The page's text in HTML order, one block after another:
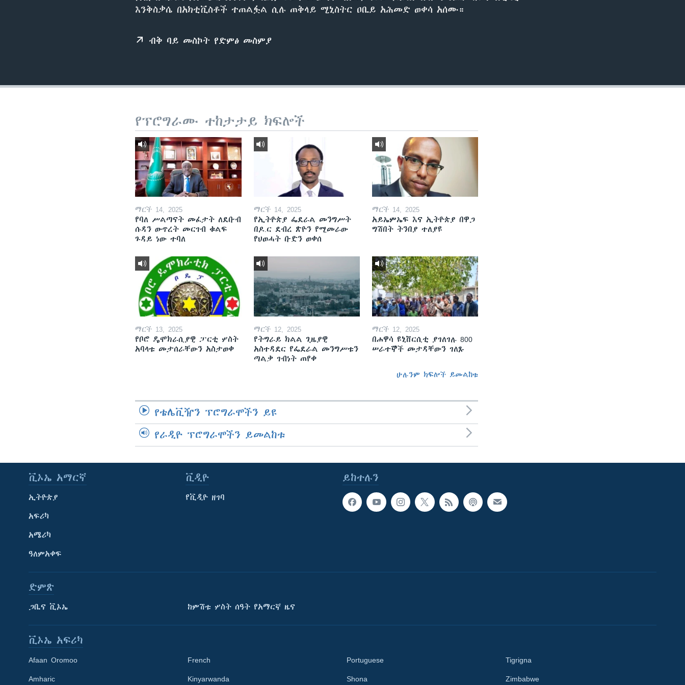
እንቅስቃሴ በአክቲቪስቶች ተጠልፏል ሲሉ ጠቅላይ ሚኒስትር ዐቢይ አሕመድ ወቀሳ አሰሙ።
ብቅ ባይ መስኮት የድምፅ መስምያ
የፕሮግራሙ ተከታታይ ክፍሎች
ማርች 14, 2025
የባለ ሥልጣናት መፈታት ለደቡብ
ሱዳን ውጥረት መርገብ ቁልፍ
ጉዳይ ነው ተባለ
ማርች 14, 2025
የኢትዮጵያ ፌደራል መንግሥት
በዶ.ር ደብረ ጽዮን የሚመራው
የህወሓት ቡድን ወቀሰ
ማርች 14, 2025
አይኤምኤፍ እና ኢትዮጵያ በዋጋ
ግሽበት ትንበያ ተለያዩ
ማርች 13, 2025
የቦሮ ዴሞክራሲያዊ ፓርቲ ሦስት
አባላቱ መታሰራቸውን አስታወቀ
ማርች 12, 2025
የትግራይ ክልል ጊዜያዊ
አስተዳደር የፌደራል መንግሥቱን
ጣልቃ ገብነት ጠየቀ
ማርች 12, 2025
በሐዋሳ ዩኒቨርሲቲ ያገለገሉ 800
ሠራተኞች መታዳቸውን ገለጹ
ሁሉንም ክፍሎች ይመልከቱ
የቴሌቪዥን ፕሮግራሞችን ይዩ
የራዲዮ ፕሮግራሞችን ይመልከቱ
ይከተሉን
ቪኦኤ አማርኛ
ኢትዮጵያ
አፍሪካ
አሜሪካ
ዓለምአቀፍ
ቪዲዮ
የቪዲዮ ዘገባ
ድምጽ
ጋቢና ቪኦኤ ከምሽቱ ሦስት ሰዓት የአማርኛ ዜና
ቪኦኤ አፍሪካ
Afaan Oromoo
Amharic
French
Kinyarwanda
Portuguese
Shona
Tigrigna
Zimbabwe